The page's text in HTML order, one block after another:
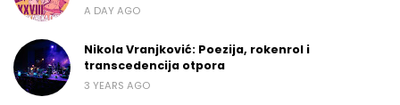
A DAY AGO
Nikola Vranjković: Poezija, rokenrol i
transcedencija otpora
3 YEARS AGO